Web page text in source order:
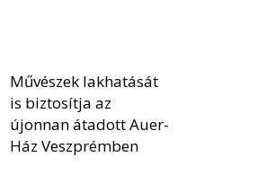
Művészek lakhatását
is biztosítja az
újonnan átadott Auer-
Ház Veszprémben